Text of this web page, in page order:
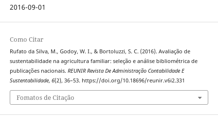
2016-09-01
Como Citar
Rufato da Silva, M., Godoy, W. I., & Bortoluzzi, S. C. (2016). Avaliação de
sustentabilidade na agricultura familiar: seleção e análise bibliométrica de
publicações nacionais. REUNIR Revista De Administração Contabilidade E
Sustentabilidade, 6(2), 36–53. https://doi.org/10.18696/reunir.v6i2.331
Fomatos de Citação